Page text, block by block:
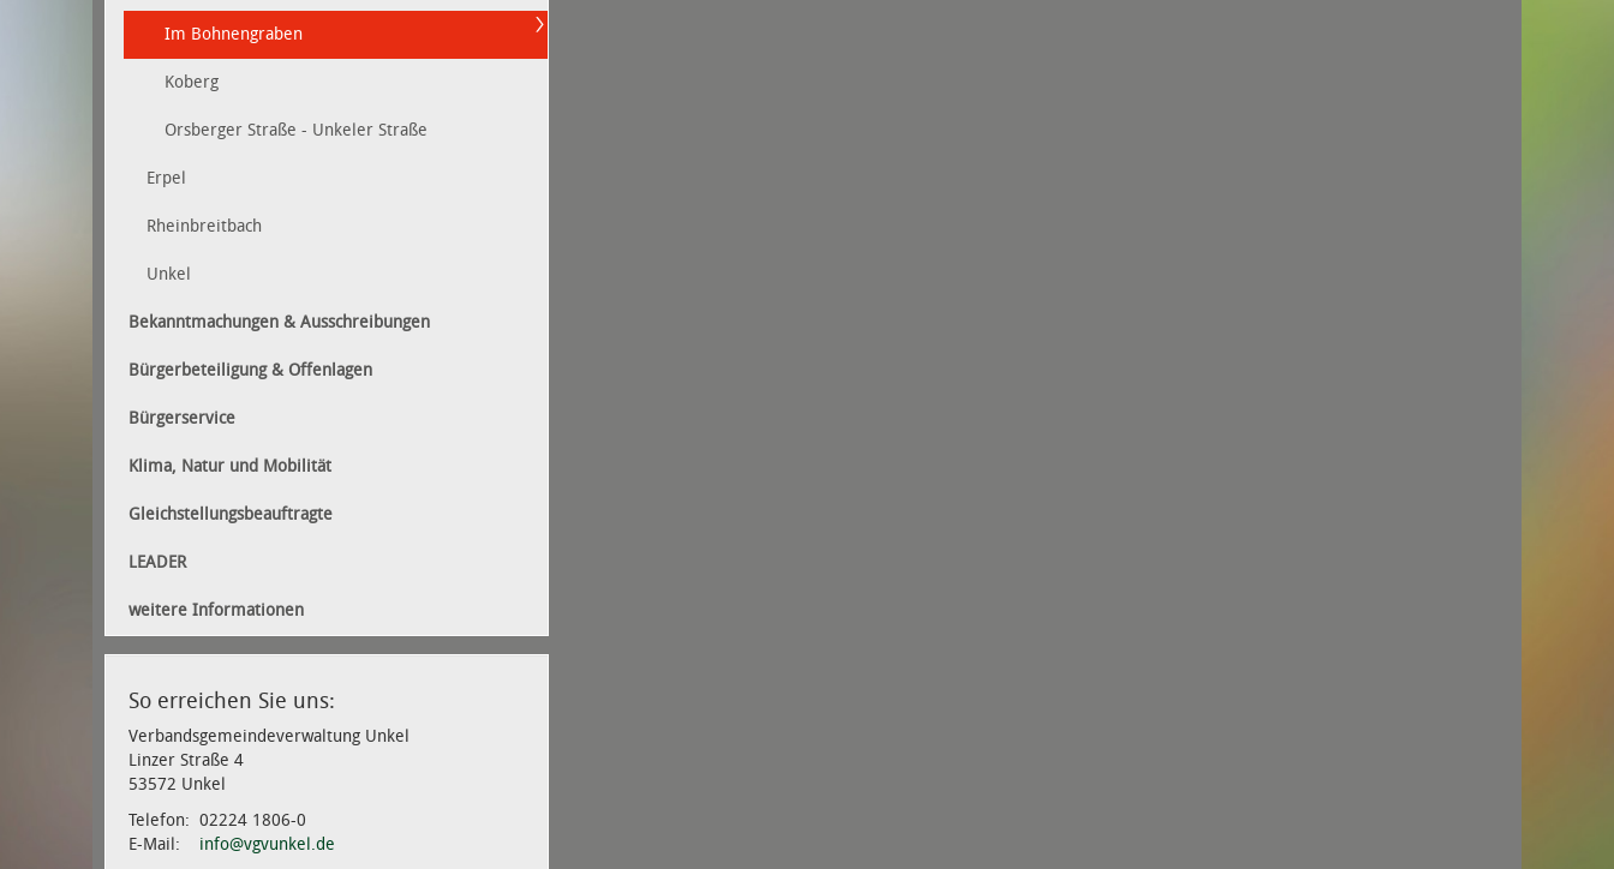
Im Bohnengraben
Koberg
Orsberger Straße - Unkeler Straße
Erpel
Rheinbreitbach
Unkel
Bekanntmachungen & Ausschreibungen
Bürgerbeteiligung & Offenlagen
Bürgerservice
Klima, Natur und Mobilität
Gleichstellungsbeauftragte
LEADER
weitere Informationen
So erreichen Sie uns:
Verbandsgemeindeverwaltung Unkel
Linzer Straße 4
53572 Unkel
Telefon: 02224 1806-0
E-Mail: info@vgvunkel.de